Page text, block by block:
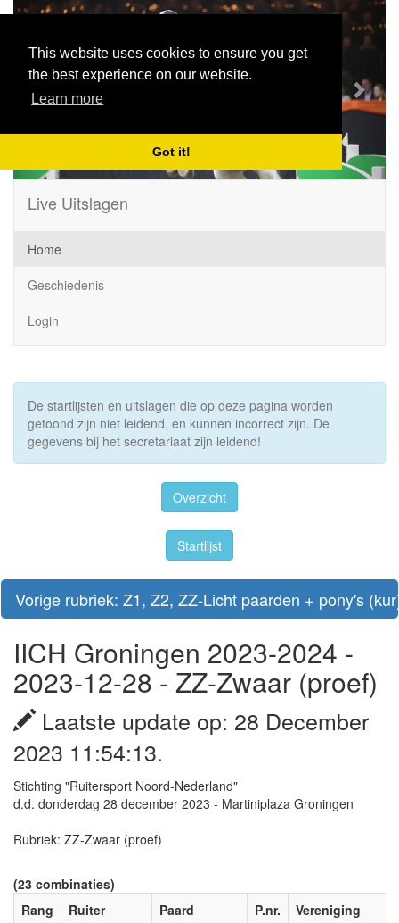
This website uses cookies to ensure you get
the best experience on our website.
Learn more
Got it!
Previous Next
Live Uitslagen
Home
Geschiedenis
Login
De startlijsten en uitslagen die op deze pagina worden
getoond zijn niet leidend, en kunnen incorrect zijn. De
gegevens bij het secretariaat zijn leidend!
Overzicht
Startlijst
Vorige rubriek: Z1, Z2, ZZ-Licht paarden + pony's
IICH Groningen 2023-2024 -
2023-12-28 - ZZ-Zwaar (proef)
Laatste update op: 28 December
2023 11:54:13.
Stichting "Ruitersport Noord-Nederland"
d.d. donderdag 28 december 2023 - Martiniplaza Groningen
Rubriek: ZZ-Zwaar (proef)
(23 combinaties)
Rang
Ruiter Paard P.nr.
Vereniging